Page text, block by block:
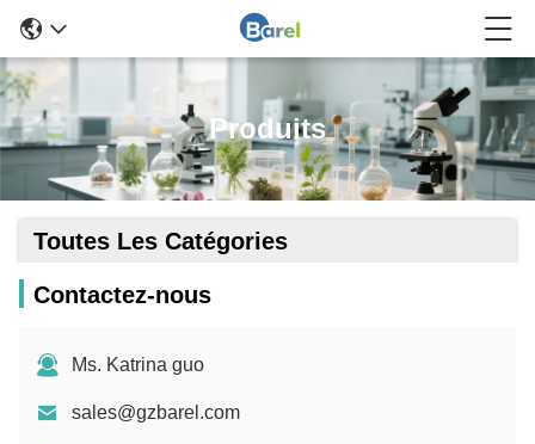
Produits
Toutes Les Catégories
Contactez-nous
Ms. Katrina guo
sales@gzbarel.com